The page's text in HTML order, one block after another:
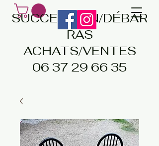
SUCCESSION/DÉBAR
RAS
ACHATS/VENTES
06 37 29 66 35